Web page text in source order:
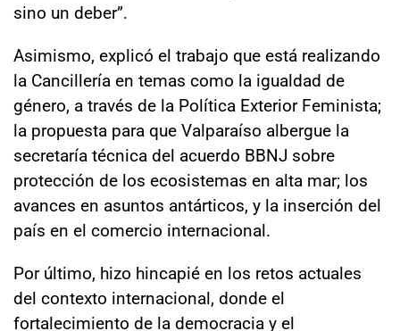
sino un deber”.
Asimismo, explicó el trabajo que está realizando
la Cancillería en temas como la igualdad de
género, a través de la Política Exterior Feminista;
la propuesta para que Valparaíso albergue la
secretaría técnica del acuerdo BBNJ sobre
protección de los ecosistemas en alta mar; los
avances en asuntos antárticos, y la inserción del
país en el comercio internacional.
Por último, hizo hincapié en los retos actuales
del contexto internacional, donde el
fortalecimiento de la democracia y el